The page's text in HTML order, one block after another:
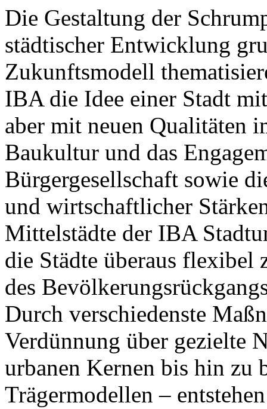
Die Gestaltung der
städtischer Entwicklung
Zukunftsmodell
IBA die Idee einer Stadt
aber mit neuen Qualitäten
Baukultur und das
Bürgergesellschaft sowie
und wirtschaftlicher
Mittelstädte der IBA
die Städte überaus flexibel
des
Durch verschiedenste
Verdünnung über gezielte
urbanen Kernen bis hin zu
Trägermodellen –